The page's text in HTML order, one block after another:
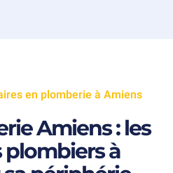
en plomberie à Amiens
Amiens : les
plombiers à